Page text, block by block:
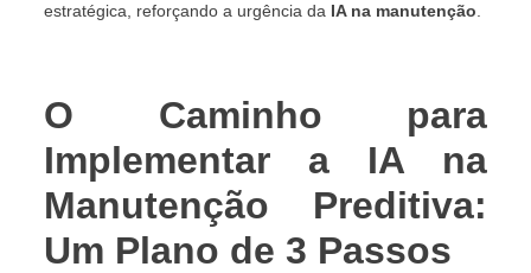
estratégica, reforçando a urgência da IA na manutenção.
O Caminho para
Implementar a IA na
Manutenção Preditiva:
Um Plano de 3 Passos